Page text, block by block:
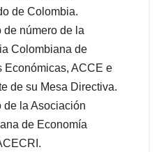
de Colombia.
de número de la
Colombiana de
Económicas, ACCE e
de su Mesa Directiva.
de la Asociación
de Economía